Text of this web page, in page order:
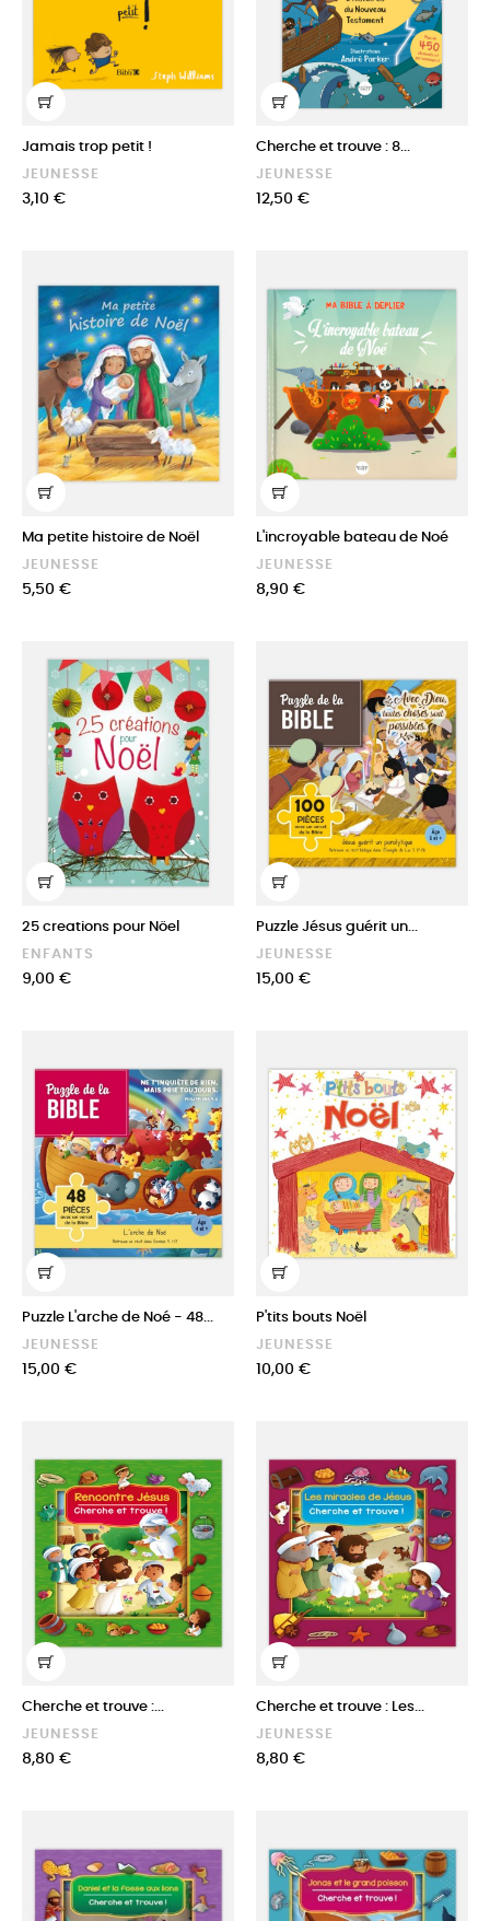
Jamais trop petit !
JEUNESSE
Prix
3,10 €
Cherche et trouve : 8...
JEUNESSE
Prix
12,50 €
Ma petite histoire de Noël
JEUNESSE
Prix
5,50 €
L'incroyable bateau de Noé
JEUNESSE
Prix
8,90 €
25 creations pour Nöel
ENFANTS
Prix
9,00 €
Puzzle Jésus guérit un...
JEUNESSE
Prix
15,00 €
Puzzle L'arche de Noé - 48...
JEUNESSE
Prix
15,00 €
P'tits bouts Noël
JEUNESSE
Prix
10,00 €
Cherche et trouve :...
JEUNESSE
Prix
8,80 €
Cherche et trouve : Les...
JEUNESSE
Prix
8,80 €